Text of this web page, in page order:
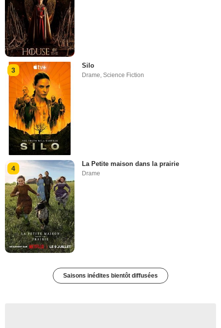
3
Silo
Drame,Science Fiction
4
La Petite maison dans la prairie
Drame
Saisons inédites bientôt diffusées